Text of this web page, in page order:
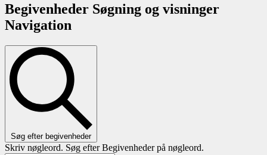
Begivenheder
Begivenheder Søgning og visninger
Navigation
Søg efter begivenheder
Skriv nøgleord. Søg efter Begivenheder på nøgleord.